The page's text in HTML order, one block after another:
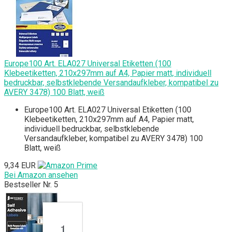
Europe100 Art. ELA027 Universal Etiketten (100
Klebeetiketten, 210x297mm auf A4, Papier matt, individuell
bedruckbar, selbstklebende Versandaufkleber, kompatibel zu
AVERY 3478) 100 Blatt, weiß
Europe100 Art. ELA027 Universal Etiketten (100
Klebeetiketten, 210x297mm auf A4, Papier matt,
individuell bedruckbar, selbstklebende
Versandaufkleber, kompatibel zu AVERY 3478) 100
Blatt, weiß
9,34 EUR
Bei Amazon ansehen
Bestseller Nr. 5